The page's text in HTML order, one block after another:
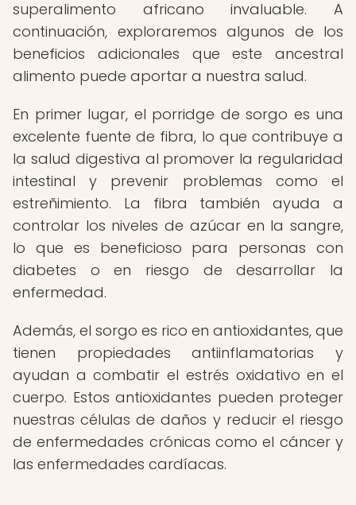
superalimento africano invaluable. A
continuación, exploraremos algunos de los
beneficios adicionales que este ancestral
alimento puede aportar a nuestra salud.
En primer lugar, el porridge de sorgo es una
excelente fuente de fibra, lo que contribuye a
la salud digestiva al promover la regularidad
intestinal y prevenir problemas como el
estreñimiento. La fibra también ayuda a
controlar los niveles de azúcar en la sangre,
lo que es beneficioso para personas con
diabetes o en riesgo de desarrollar la
enfermedad.
Además, el sorgo es rico en antioxidantes, que
tienen propiedades antiinflamatorias y
ayudan a combatir el estrés oxidativo en el
cuerpo. Estos antioxidantes pueden proteger
nuestras células de daños y reducir el riesgo
de enfermedades crónicas como el cáncer y
las enfermedades cardíacas.